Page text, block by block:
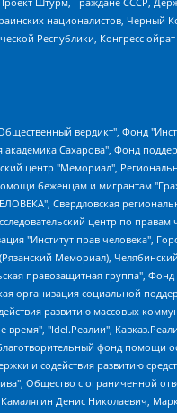
националистов, Черный
Республики, Конгресс
"Якутия – Наше Мнение", Общество с ограниченной ответственностью "Москоу диджитал медиа", с 26.01.2023 Общество с ограниченной ответственностью "Чайка Белые сады", Ветошкина Валерия Валерьевна, Заговора Максим Александрович, Межрегиональное общественное движение "Российская ЛГБТ - сеть", Оленичев Максим Владимирович, Павлов Иван Юрьевич, Скворцова Елена Сергеевна, Общество с ограниченной ответственностью "Как бы инагент", Кочетков Игорь Викторович, Общество с ограниченной ответственностью "Честные выборы", Еланчик Олег Александрович, Общество с ограниченной ответственностью "Нобелевский призыв", Гималова Регина Эмилевна, Григорьев Андрей Валерьевич, Григорьева Алина Александровна, Ассоциация по содействию защите прав призывников, альтернативнослужащих и военнослужащих "Правозащитная группа "Гражданин.Армия.Право", Хисамова Регина Фаритовна, Автономная некоммерческая организация по реализации социально-правовых программ "Лилит", Дальневосточное общественное движение "Маяк", Санкт-Петербургская ЛГБТ-инициативная группа "Выход", Инициативная группа ЛГБТ+ "Реверс", Алексеев Андрей Викторович, Бекбулатова Таисия Львовна, Беляев Иван Михайлович, Владыкина Елена Сергеевна, Гельман Марат Александрович, Никульшина Вероника Юрьевна, Толоконникова Надежда Андреевна, Шендерович Виктор Анатольевич, Общество с ограниченной ответственностью "Данное сообщение",